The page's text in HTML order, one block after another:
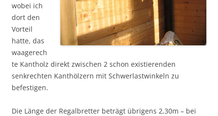
wobei ich
dort den
Vorteil
hatte, das
waagerech
te Kantholz direkt zwischen 2 schon existierenden
senkrechten Kanthölzern mit Schwerlastwinkeln zu
befestigen.
Die Länge der Regalbretter beträgt übrigens 2,30m – bei